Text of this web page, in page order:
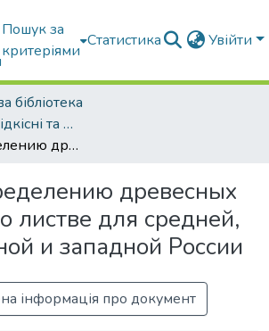
Пошук за
критеріями
Статистика Увійти
бібліотека
Оцифровані рідкісні та цінні видання з фонду наукової бібліотеки
Ключ к определению древесных растений по листве для средней, юго-западной и западной России
древесных
листве для средней,
и западной России
інформація про документ